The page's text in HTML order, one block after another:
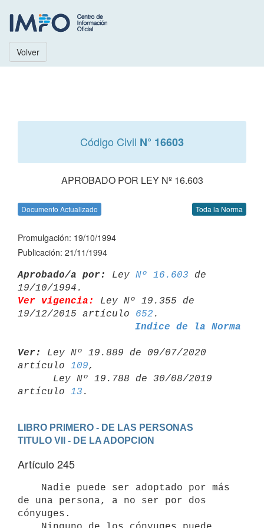
Volver
Código Civil N° 16603
APROBADO POR LEY Nº 16.603
Documento Actualizado Toda la Norma
Promulgación: 19/10/1994
Publicación: 21/11/1994
Aprobado/a por: Ley Nº 16.603 de
Ver vigencia:
Ley Nº 19.355 de
19/12/2015 artículo 652
Indice de la Norma
Ver:
Ley Nº 19.889 de 09/07/2020
artículo 109,
artículo 13
LIBRO PRIMERO - DE LAS PERSONAS
TITULO VII - DE LA ADOPCION
Artículo 245
de una persona, a no ser por dos
cónyuges.